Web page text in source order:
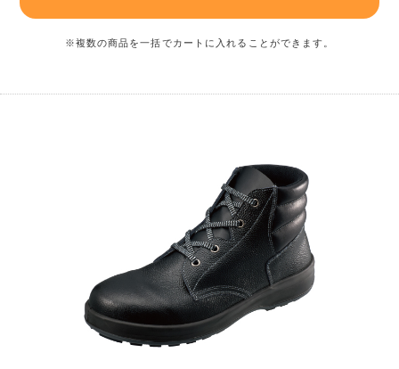
※複数の商品を一括でカートに入れることができます。